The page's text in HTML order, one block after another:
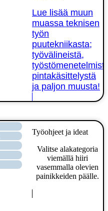
Lue lisää muun
muassa teknisen
työn
puutekniikasta;
työvälineistä,
pintakäsittelystä
ja paljon muusta!
Työohjeet ja ideat
Valitse alakategoria
viemällä hiiri
vasemmalla olevien
painikkeiden päälle.